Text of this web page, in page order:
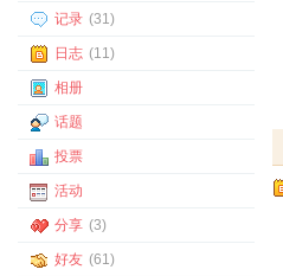
记录 (31)
日志 (11)
相册
话题
投票
活动
分享 (3)
好友 (61)